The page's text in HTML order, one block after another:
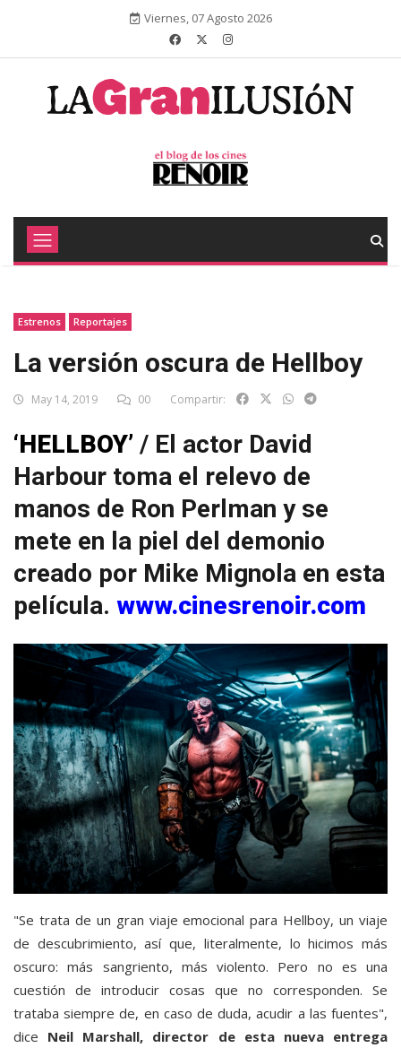
Viernes, 07 Agosto 2026
Estrenos Reportajes
La versión oscura de Hellboy
May 14, 2019 00 Compartir:
‘HELLBOY’ / El actor David
Harbour toma el relevo de
manos de Ron Perlman y se
mete en la piel del demonio
creado por Mike Mignola en esta
película. www.cinesrenoir.com
"Se trata de un gran viaje emocional para Hellboy, un viaje
de descubrimiento, así que, literalmente, lo hicimos más
oscuro: más sangriento, más violento. Pero no es una
cuestión de introducir cosas que no corresponden. Se
trataba siempre de, en caso de duda, acudir a las fuentes",
dice Neil Marshall, director de esta nueva entrega